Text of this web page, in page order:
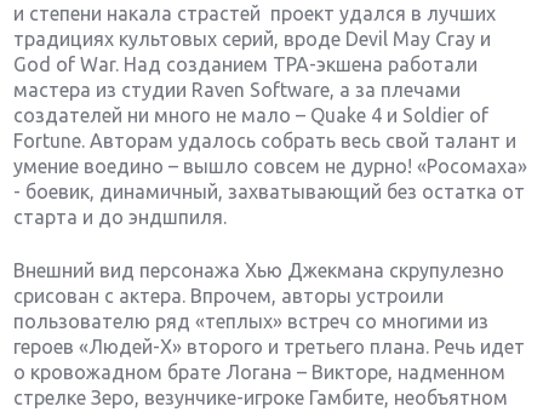
и степени накала страстей проект удался в лучших
традициях культовых серий, вроде Devil May Cray и
God of War. Над созданием TPA-экшена работали
мастера из студии Raven Software, а за плечами
создателей ни много не мало – Quake 4 и Soldier of
Fortune. Авторам удалось собрать весь свой талант и
умение воедино – вышло совсем не дурно! «Росомаха»
- боевик, динамичный, захватывающий без остатка от
старта и до эндшпиля.
Внешний вид персонажа Хью Джекмана скрупулезно
срисован с актера. Впрочем, авторы устроили
пользователю ряд «теплых» встреч со многими из
героев «Людей-Х» второго и третьего плана. Речь идет
о кровожадном брате Логана – Викторе, надменном
стрелке Зеро, везунчике-игроке Гамбите, необъятном